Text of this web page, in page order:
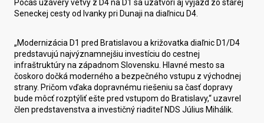
Počas uzávery vetvy z D4 na D1 sa uzatvorí aj výjazd zo starej
Seneckej cesty od Ivanky pri Dunaji na diaľnicu D4.
„Modernizácia D1 pred Bratislavou a križovatka diaľnic D1/D4
predstavujú najvýznamnejšiu investíciu do cestnej
infraštruktúry na západnom Slovensku. Hlavné mesto sa
čoskoro dočká moderného a bezpečného vstupu z východnej
strany. Pričom vďaka dopravnému riešeniu sa časť dopravy
bude môcť rozptýliť ešte pred vstupom do Bratislavy,“ uzavrel
člen predstavenstva a investičný riaditeľ NDS Július Mihálik.